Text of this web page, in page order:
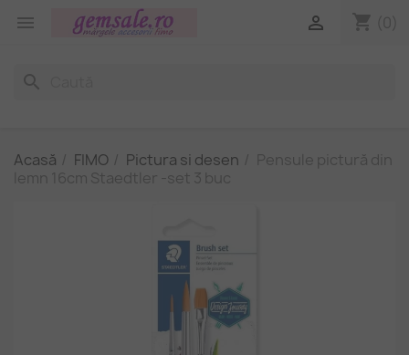
 shopping_cart (0)

search
Acasă FIMO Pictura si desen
Pensule pictură din
lemn 16cm Staedtler -set 3 buc